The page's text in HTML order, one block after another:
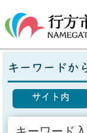
キーワードか
サイト内